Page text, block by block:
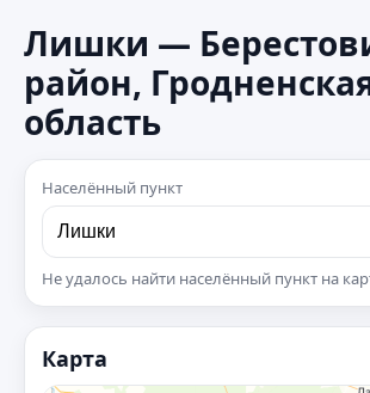
Лишки —
район,
область
Населённый пункт
Не удалось найти населённый пункт на
Карта